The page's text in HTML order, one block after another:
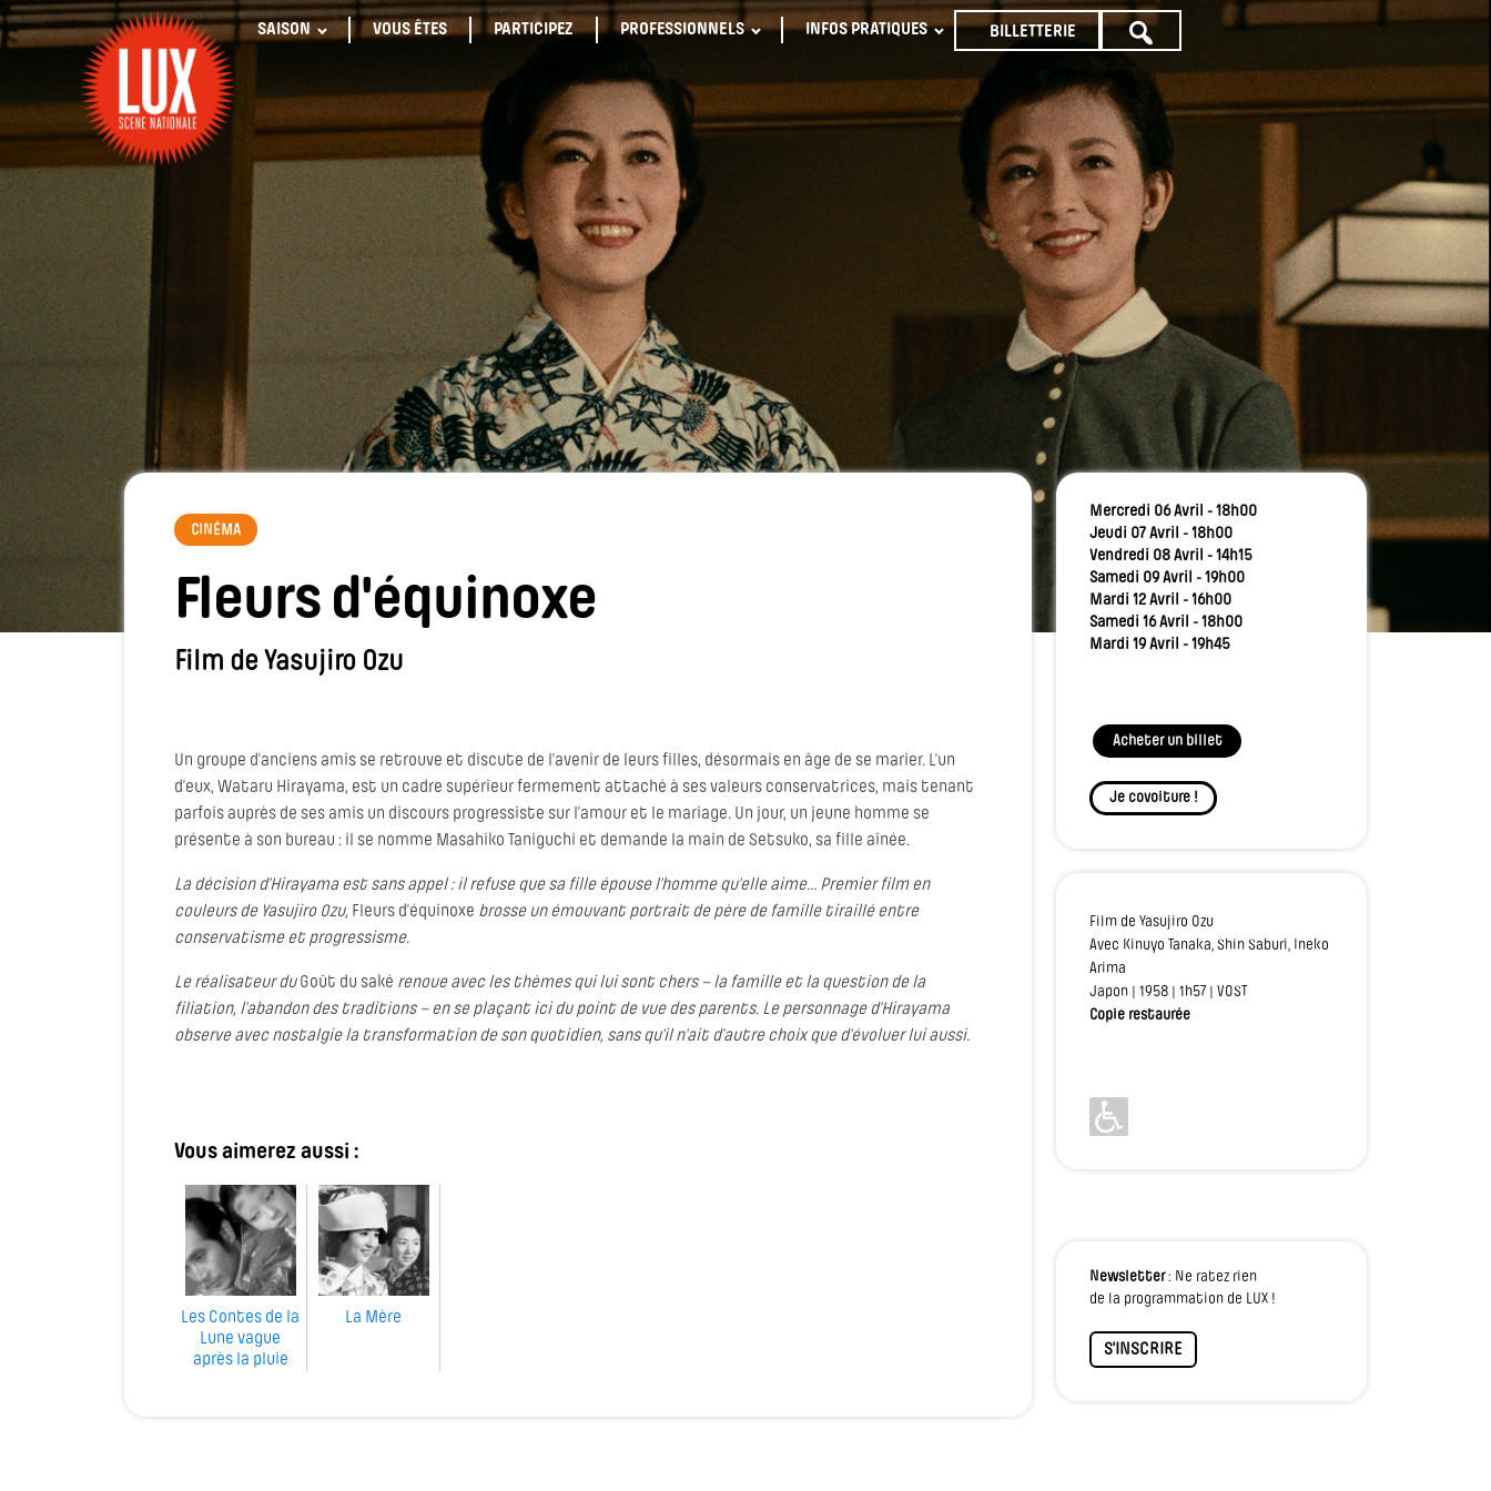
SAISON VOUS ÊTES PARTICIPEZ PROFESSIONNELS INFOS PRATIQUES BILLETTERIE
TOUTE
PROGRAMMATION
CINÉMA
Fleurs d'équinoxe
Film de Yasujiro Ozu
Un groupe d’anciens amis se retrouve et discute de l’avenir de leurs filles, désormais en âge de se marier. L’un
d’eux, Wataru Hirayama, est un cadre supérieur fermement attaché à ses valeurs conservatrices, mais tenant
parfois auprès de ses amis un discours progressiste sur l’amour et le mariage. Un jour, un jeune homme se
présente à son bureau : il se nomme Masahiko Taniguchi et demande la main de Setsuko, sa fille aînée.
La décision d’Hirayama est sans appel : il refuse que sa fille épouse l’homme qu’elle aime… Premier film en
couleurs de Yasujiro Ozu, Fleurs d’équinoxe brosse un émouvant portrait de père de famille tiraillé entre
conservatisme et progressisme.
Le réalisateur duGoût du saké renoue avec les thèmes qui lui sont chers – la famille et la question de la
filiation, l’abandon des traditions – en se plaçant ici du point de vue des parents. Le personnage d’Hirayama
observe avec nostalgie la transformation de son quotidien, sans qu’il n’ait d’autre choix que d’évoluer lui aussi.
Vous aimerez aussi :
Les Contes de la
Lune vague
après la pluie
La Mère
Mercredi 06 Avril - 18h00
Jeudi 07 Avril - 18h00
Vendredi 08 Avril - 14h15
Samedi 09 Avril - 19h00
Mardi 12 Avril - 16h00
Samedi 16 Avril - 18h00
Mardi 19 Avril - 19h45
Acheter un billet
Je covoiture !
Film de Yasujiro Ozu
Avec Kinuyo Tanaka, Shin Saburi, Ineko
Arima
Japon | 1958 | 1h57 | VOST
Copie restaurée
Newsletter: Ne ratez rien
de la programmation de LUX !
S'INSCRIRE